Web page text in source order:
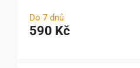
Do 7 dnů
590 Kč